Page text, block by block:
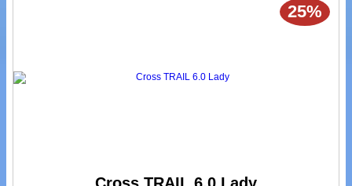
25%